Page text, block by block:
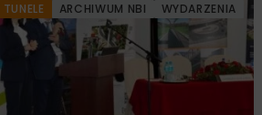
TUNELE ARCHIWUM NBI WYDARZENIA